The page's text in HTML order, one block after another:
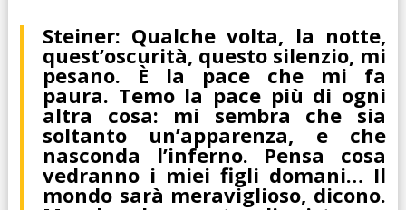
Steiner: Qualche volta, la notte,
quest’oscurità, questo silenzio, mi
pesano. È la pace che mi fa
paura. Temo la pace più di ogni
altra cosa: mi sembra che sia
soltanto un’apparenza, e che
nasconda l’inferno. Pensa cosa
vedranno i miei figli domani… Il
mondo sarà meraviglioso, dicono.